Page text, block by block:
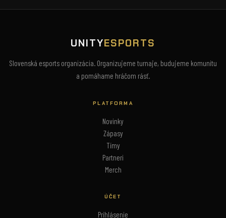
UNITYESPORTS
Slovenská esports organizácia. Organizujeme turnaje, budujeme komunitu
a pomáhame hráčom rásť.
PLATFORMA
Novinky
Zápasy
Tímy
Partneri
Merch
ÚČET
Prihlásenie